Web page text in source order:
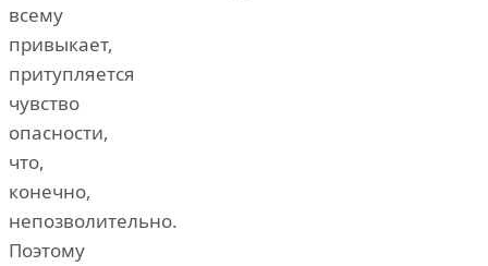
всему
привыкает,
притупляется
чувство
опасности,
что,
конечно,
непозволительно.
Поэтому